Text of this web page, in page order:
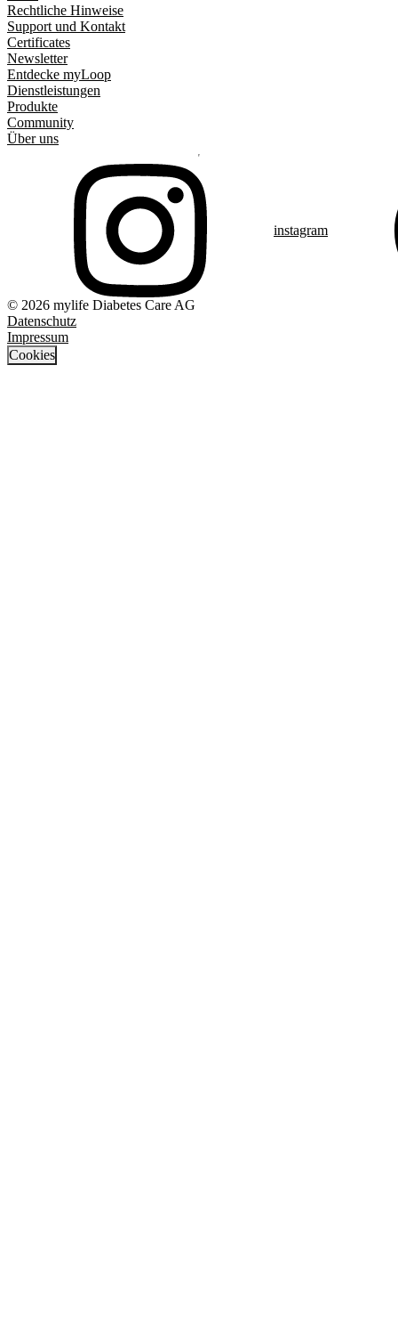
Rechtliche Hinweise
Support und Kontakt
Certificates
Newsletter
Entdecke myLoop
Dienstleistungen
Produkte
Community
Über uns
instagram
© 2026 mylife Diabetes Care AG
Datenschutz
Impressum
Cookies